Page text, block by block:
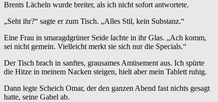
Brents Lächeln wurde breiter, als ich nicht sofort antwortete.
„Seht ihr?“ sagte er zum Tisch. „Alles Stil, kein Substanz.“
Eine Frau in smaragdgrüner Seide lachte in ihr Glas. „Ach komm,
sei nicht gemein. Vielleicht merkt sie sich nur die Specials.“
Der Tisch brach in sanftes, grausames Amüsement aus. Ich spürte
die Hitze in meinem Nacken steigen, hielt aber mein Tablett ruhig.
Dann legte Scheich Omar, der den ganzen Abend fast nichts gesagt
hatte, seine Gabel ab.